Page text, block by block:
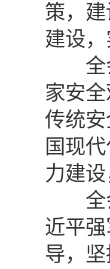
策，
建设
全会
家安
传统
国现
力建
全会
近平
导，